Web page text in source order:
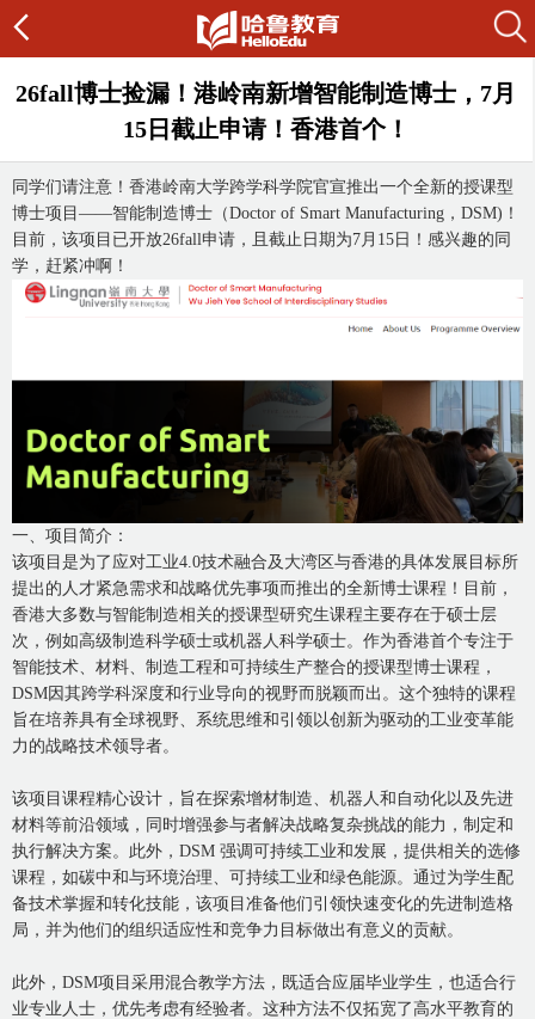
26fall博士捡漏！港岭南新增智能制造博士，7月
15日截止申请！香港首个！
同学们请注意！香港岭南大学跨学科学院官宣推出一个全新的授课型
博士项目——智能制造博士（Doctor of Smart Manufacturing，DSM)！
目前，该项目已开放26fall申请，且截止日期为7月15日！感兴趣的同
学，赶紧冲啊！
一、项目简介：
该项目是为了应对工业4.0技术融合及大湾区与香港的具体发展目标所
提出的人才紧急需求和战略优先事项而推出的全新博士课程！目前，
香港大多数与智能制造相关的授课型研究生课程主要存在于硕士层
次，例如高级制造科学硕士或机器人科学硕士。作为香港首个专注于
智能技术、材料、制造工程和可持续生产整合的授课型博士课程，
DSM因其跨学科深度和行业导向的视野而脱颖而出。这个独特的课程
旨在培养具有全球视野、系统思维和引领以创新为驱动的工业变革能
力的战略技术领导者。
该项目课程精心设计，旨在探索增材制造、机器人和自动化以及先进
材料等前沿领域，同时增强参与者解决战略复杂挑战的能力，制定和
执行解决方案。此外，DSM 强调可持续工业和发展，提供相关的选修
课程，如碳中和与环境治理、可持续工业和绿色能源。通过为学生配
备技术掌握和转化技能，该项目准备他们引领快速变化的先进制造格
局，并为他们的组织适应性和竞争力目标做出有意义的贡献。
此外，DSM项目采用混合教学方法，既适合应届毕业学生，也适合行
业专业人士，优先考虑有经验者。这种方法不仅拓宽了高水平教育的